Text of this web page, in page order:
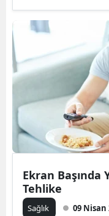
Ekran Başında
Tehlike
Sağlık 09 Nisan